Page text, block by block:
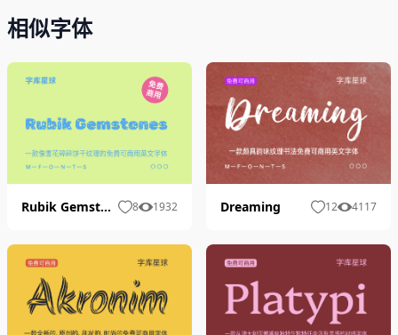
相似字体
Rubik Gemstones8 1932 Dreaming 12 4117